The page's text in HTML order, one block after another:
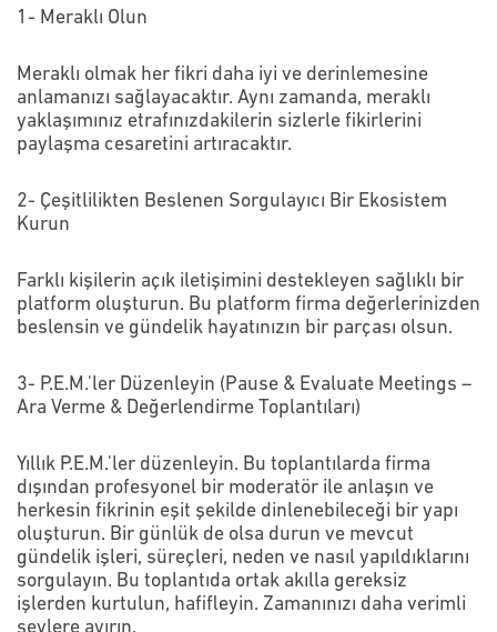
1- Meraklı Olun
Meraklı olmak her fikri daha iyi ve derinlemesine
anlamanızı sağlayacaktır. Aynı zamanda, meraklı
yaklaşımınız etrafınızdakilerin sizlerle fikirlerini
paylaşma cesaretini artıracaktır.
2- Çeşitlilikten Beslenen Sorgulayıcı Bir Ekosistem
Kurun
Farklı kişilerin açık iletişimini destekleyen sağlıklı bir
platform oluşturun. Bu platform firma değerlerinizden
beslensin ve gündelik hayatınızın bir parçası olsun.
3- P.E.M.'ler Düzenleyin (Pause & Evaluate Meetings –
Ara Verme & Değerlendirme Toplantıları)
Yıllık P.E.M.'ler düzenleyin. Bu toplantılarda firma
dışından profesyonel bir moderatör ile anlaşın ve
herkesin fikrinin eşit şekilde dinlenebileceği bir yapı
oluşturun. Bir günlük de olsa durun ve mevcut
gündelik işleri, süreçleri, neden ve nasıl yapıldıklarını
sorgulayın. Bu toplantıda ortak akılla gereksiz
işlerden kurtulun, hafifleyin. Zamanınızı daha verimli